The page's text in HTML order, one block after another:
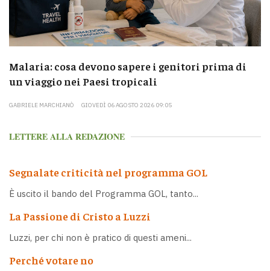
Malaria: cosa devono sapere i genitori prima di
un viaggio nei Paesi tropicali
GABRIELE MARCHIANÒ GIOVEDÌ 06 AGOSTO 2026 09:05
LETTERE ALLA REDAZIONE
Segnalate criticità nel programma GOL
È uscito il bando del Programma GOL, tanto...
La Passione di Cristo a Luzzi
Luzzi, per chi non è pratico di questi ameni...
Perché votare no